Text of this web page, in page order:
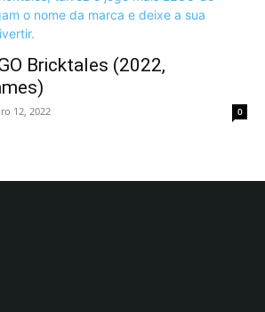
Bricktales (2022,
12, 2022 0